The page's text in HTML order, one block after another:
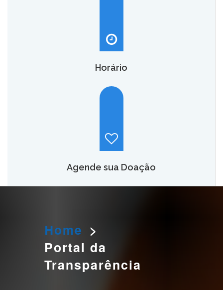
Horário
Segunda a sábado, das 7h às 18h.
Agende sua Doação
O AGENDAMENTO PELO SITE ESTÁ TEMPORARIAMENTE
SUSPENSO. PARA AGENDAR SUA DOAÇÃO LIGUE PARA:
3655 0166 OU 984319920 (WHATSAPP)
Home >
Portal da
Transparência